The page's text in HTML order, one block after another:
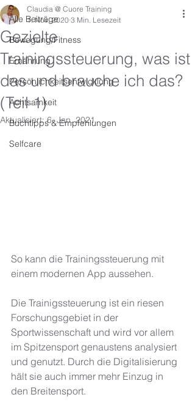
Alle Beiträge
Bewegung/Fitness
Ernährung
Persönlichkeitsentwicklung
Achtsamkeit
Buchtipps & Empfehlungen
Selfcare
Gezielte
Trainingssteuerung, was ist
das und brauche ich das?
(Teil 1)
Claudia @ Cuore Training
1. Nov. 2020 3 Min. Lesezeit
Aktualisiert:6. Jan. 2021
So kann die Trainingssteuerung mit
einem modernen App aussehen.
Die Trainigssteuerung ist ein riesen
Forschungsgebiet in der
Sportwissenschaft und wird vor allem
im Spitzensport genaustens analysiert
und genutzt. Durch die Digitalisierung
hält sie auch immer mehr Einzug in
den Breitensport.